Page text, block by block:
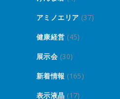
アミノエリア (37)
健康経営 (45)
展示会 (30)
新着情報 (165)
表示液晶 (17)